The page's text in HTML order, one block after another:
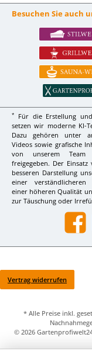
Besuchen Sie auch
*
Für die Erstellung
setzen wir moderne KI-
Dazu gehören unter
Videos sowie grafische
von unserem Team
freigegeben. Der
besseren Darstellung
einer
einer höheren Qualität
zur Täuschung oder
Facebook
Vertrag widerrufen
* Alle Preise inkl.
© 2026